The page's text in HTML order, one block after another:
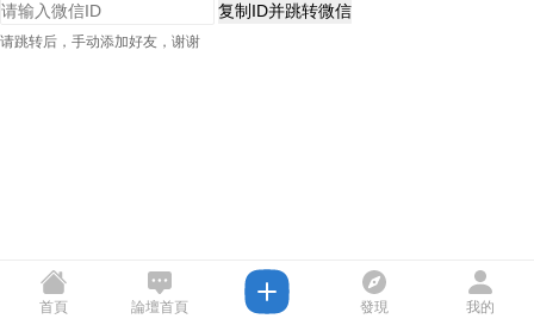
复制ID并跳转微信
请跳转后，手动添加好友，谢谢
首頁 論壇首頁 發現 我的